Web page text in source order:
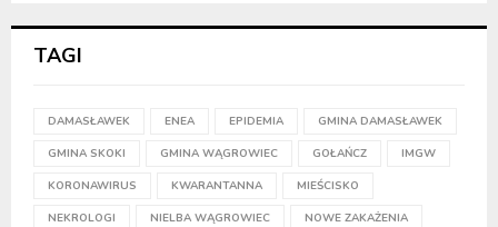
TAGI
DAMASŁAWEK ENEA EPIDEMIA GMINA DAMASŁAWEK
GMINA SKOKI GMINA WĄGROWIEC GOŁAŃCZ IMGW
KORONAWIRUS KWARANTANNA MIEŚCISKO
NEKROLOGI NIELBA WĄGROWIEC NOWE ZAKAŻENIA